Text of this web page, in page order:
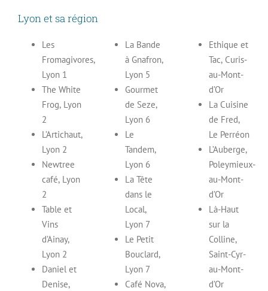
Lyon et sa région
Les
Fromagivores,
Lyon 1
The White
Frog, Lyon
2
L’Artichaut,
Lyon 2
Newtree
café, Lyon
2
Table et
Vins
d’Ainay,
Lyon 2
Daniel et
Denise,
La Bande
à Gnafron,
Lyon 5
Gourmet
de Seze,
Lyon 6
Le
Tandem,
Lyon 6
La Tête
dans le
Local,
Lyon 7
Le Petit
Bouclard,
Lyon 7
Café Nova,
Ethique et
Tac, Curis-
au-Mont-
d’Or
La Cuisine
de Fred,
Le Perréon
L’Auberge,
Poleymieux-
au-Mont-
d’Or
Là-Haut
sur la
Colline,
Saint-Cyr-
au-Mont-
d’Or